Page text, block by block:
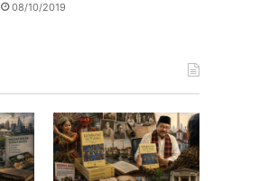
08/10/2019